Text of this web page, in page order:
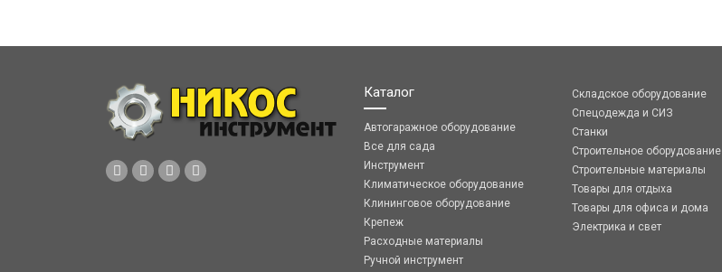
Каталог
Автогаражное оборудование
Все для сада
Инструмент
Климатическое оборудование
Клининговое оборудование
Крепеж
Расходные материалы
Ручной инструмент
Складское оборудование
Спецодежда и СИЗ
Станки
Строительное оборудование
Строительные материалы
Товары для отдыха
Товары для офиса и дома
Электрика и свет